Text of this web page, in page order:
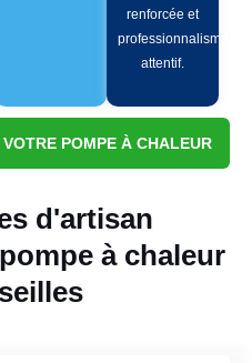
renforcée et
professionnalisme
attentif.
POMPE À CHALEUR
d'artisan
à chaleur